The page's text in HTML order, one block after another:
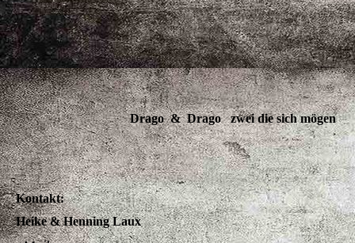
Drago & Drago zwei die sich mögen
Kontakt:
Heike & Henning Laux